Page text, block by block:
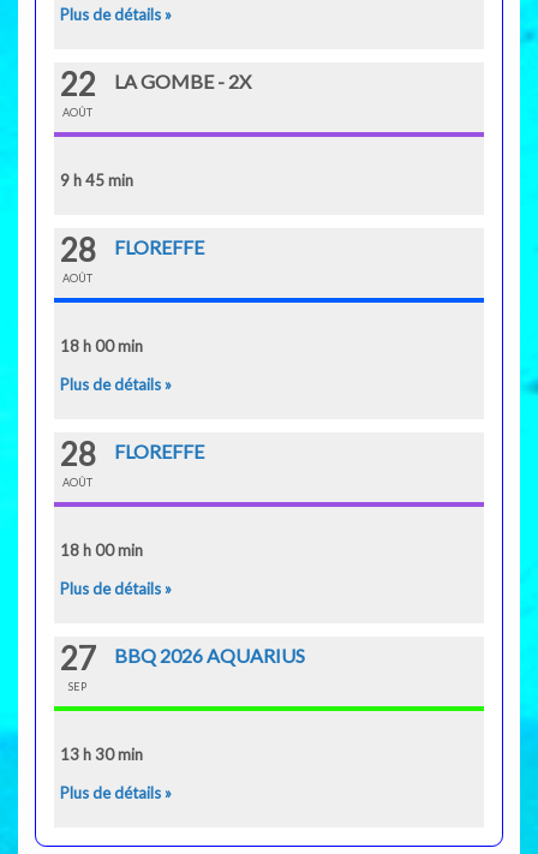
Plus de détails »
22
AOÛT
LA GOMBE - 2X
9 h 45 min
28
AOÛT
FLOREFFE
18 h 00 min
Plus de détails »
28
AOÛT
FLOREFFE
18 h 00 min
Plus de détails »
27
SEP
BBQ 2026 AQUARIUS
13 h 30 min
Plus de détails »